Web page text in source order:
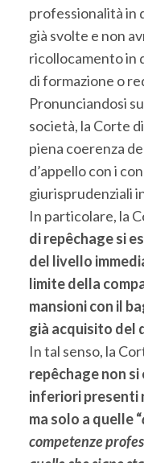
professionalità in
già svolte e non
ricollocamento in
di formazione o
Pronunciandosi
società, la Corte
piena coerenza
d’appello con i
giurisprudenziali
In particolare, la
di repêchage si
del livello
limite della
mansioni con il
già acquisito del
In tal senso, la
repêchage non
inferiori presenti
ma solo a quelle “
competenze